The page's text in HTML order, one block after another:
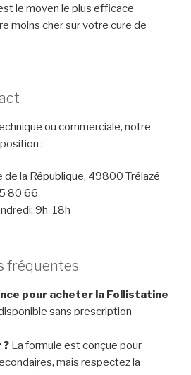
le moyen le plus efficace
moins cher sur votre cure de
ou commerciale, notre
:
de la République, 49800 Trélazé
80 66
9h-18h
fréquentes
pour acheter la Follistatine
sans prescription
? La formule est conçue pour
mais respectez la